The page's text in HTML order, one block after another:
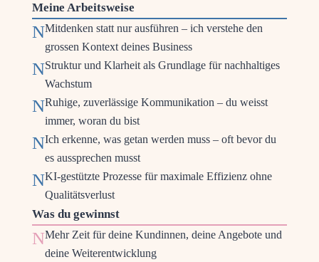
Mei­ne Arbeitsweise
NMit­den­ken statt nur aus­füh­ren – ich ver­ste­he den
gros­sen Kon­text dei­nes Business
NStruk­tur und Klar­heit als Grund­la­ge für nach­hal­ti­ges
Wachstum
NRuhi­ge, zuver­läs­si­ge Kom­mu­ni­ka­ti­on – du weisst
immer, wor­an du bist
NIch erken­ne, was getan wer­den muss – oft bevor du
es aus­spre­chen musst
NKI-gestütz­te Pro­zes­se für maxi­ma­le Effi­zi­enz ohne
Qualitätsverlust
Was du gewinnst
NMehr Zeit für dei­ne Kun­din­nen, dei­ne Ange­bo­te und
dei­ne Weiterentwicklung